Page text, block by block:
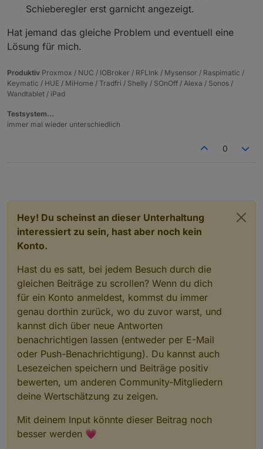
Schieberegler erst garnicht angezeigt.
Hat jemand das gleiche Problem und eventuell eine
Lösung für mich.
Produktiv Proxmox / NUC / IOBroker / RFLInk / Mysensor / Raspimatic /
Keymatic / HUE / MiHome / Tradfri / Shelly / SOnOff / Alexa / Sonos /
Wandtablet / iPad
Testsystem…
immer mal wieder unterschiedlich
0
Hey! Du scheinst an dieser Unterhaltung
interessiert zu sein, hast aber noch kein
Konto.
Hast du es satt, bei jedem Besuch durch die
gleichen Beiträge zu scrollen? Wenn du dich
für ein Konto anmeldest, kommst du immer
genau dorthin zurück, wo du zuvor warst, und
kannst dich über neue Antworten
benachrichtigen lassen (entweder per E-Mail
oder Push-Benachrichtigung). Du kannst auch
Lesezeichen speichern und Beiträge positiv
bewerten, um anderen Community-Mitgliedern
deine Wertschätzung zu zeigen.
Mit deinem Input könnte dieser Beitrag noch
besser werden 💗